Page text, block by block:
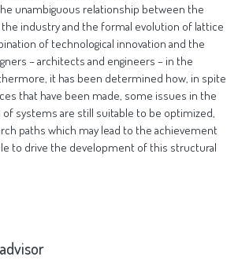
unambiguous relationship between the
the industry and the formal evolution of lattice
of technological innovation and the
– architects and engineers – in the
it has been determined how, in spite
that have been made, some issues in the
of systems are still suitable to be optimized,
paths which may lead to the achievement
to drive the development of this structural